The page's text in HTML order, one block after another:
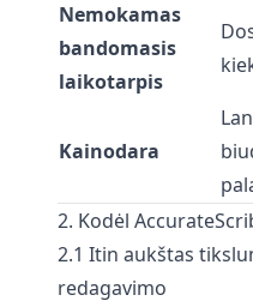
Nemokamas
bandomasis
laikotarpis
Kainodara
2. Kodėl
2.1 Itin aukštas
redagavimo